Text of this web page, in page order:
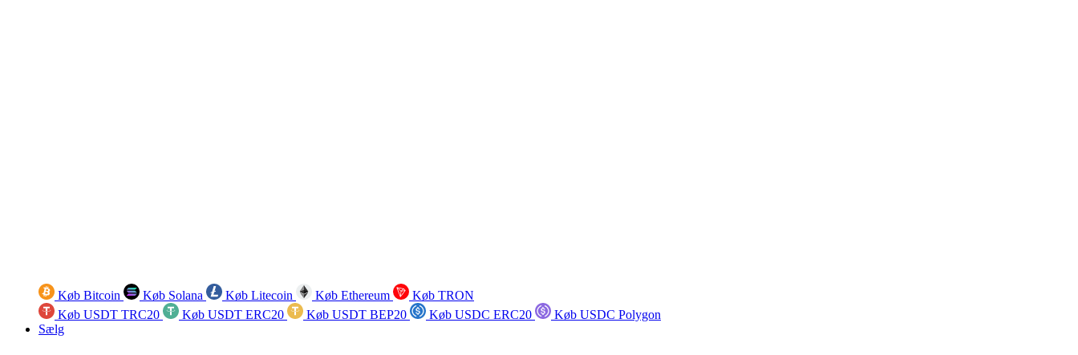
Køb Bitcoin Køb Solana Køb Litecoin Køb Ethereum
Køb TRON
Køb USDT TRC20
Køb USDT ERC20 Køb USDT BEP20 Køb USDC ERC20
Køb USDC Polygon
Sælg